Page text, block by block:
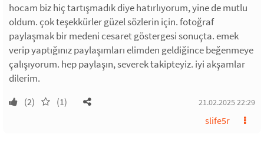
hocam biz hiç tartışmadık diye hatırlıyorum, yine de mutlu
oldum. çok teşekkürler güzel sözlerin için. fotoğraf
paylaşmak bir medeni cesaret göstergesi sonuçta. emek
verip yaptığınız paylaşımları elimden geldiğince beğenmeye
çalışıyorum. hep paylaşın, severek takipteyiz. iyi akşamlar
dilerim.
(2) (1) 21.02.2025 22:29
slife5r